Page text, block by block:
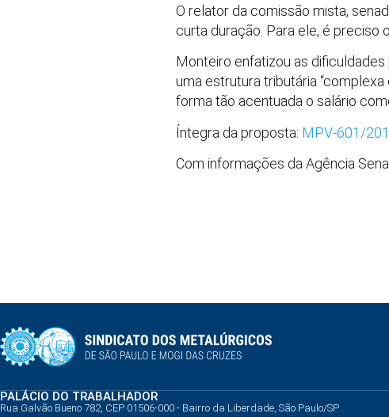
O relator da comissão mista,
curta duração. Para ele, é
Monteiro enfatizou as
uma estrutura tributária
forma tão acentuada o salário
Íntegra da proposta: MPV-601/
Com informações da Agência
PALÁCIO DO TRABALHADOR
Rua Galvão Bueno 782, CEP 01506-000 - Bairro da Liberdade, São Paulo/SP